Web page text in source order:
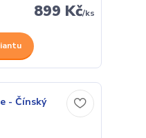
899 Kč/ks